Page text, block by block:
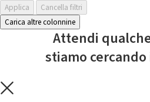
Applica
Cancella filtri
Carica altre colonnine
Attendi
stiamo